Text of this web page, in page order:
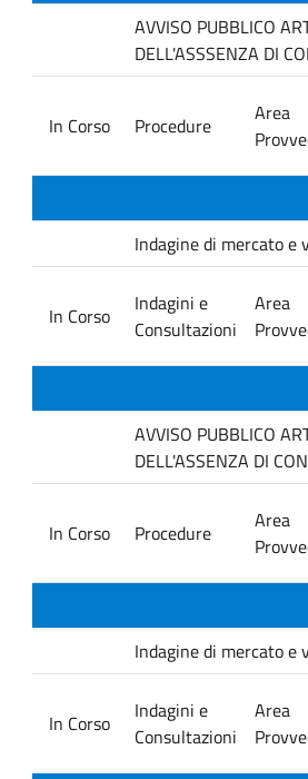
AVVISO PUBBLICO
DELL'ASSSENZA DI
In Corso Procedure
Area
Indagine di mercato e
In Corso
Indagini e
Consultazioni
Area
AVVISO PUBBLICO
DELL'ASSENZA DI
In Corso Procedure
Area
Indagine di mercato e
In Corso
Indagini e
Consultazioni
Area